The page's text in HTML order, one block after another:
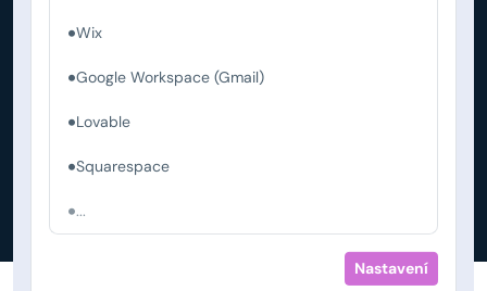
Wix
Google Workspace (Gmail)
Lovable
Squarespace
...
Nastavení